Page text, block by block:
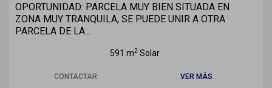
OPORTUNIDAD: PARCELA MUY BIEN SITUADA EN
ZONA MUY TRANQUILA, SE PUEDE UNIR A OTRA
PARCELA DE LA...
591 m2Solar
CONTACTAR VER MÁS